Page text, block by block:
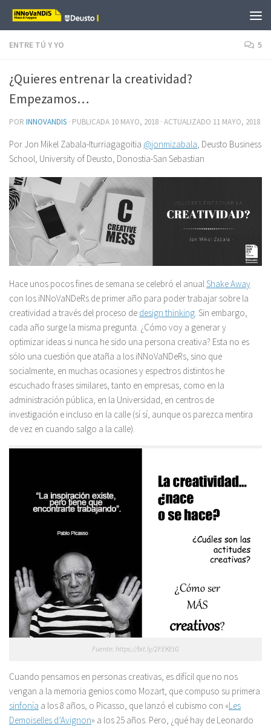
Saltar al contenido
ENTRE TÚ Y YO 5
¿Quieres entrenar la creatividad?
Empezamos…
POR INNOVANDIS · PUBLICADA 10 MAYO, 2018 · ACTUALIZADO 11 MAYO, 2018
Por Jon Mikel Zabala-Iturriagagoitia @jonmizabala, Deusto Business
School, University of Deusto, Donostia-San Sebastian
Hace unos pocos fines de semana se celebró el anualShake Away
con los iNNoVaNDeRs de primer año para poder trabajar sobre la
creatividad a través del proceso de design thinking. Sin embargo,
cada año surge la misma pregunta. ¿Cómo voy a generar y
optimizar ideas si nunca he sido una persona creativa? Esta no es
sólo una cuestión que ataña a los iNNoVaNDeRs, sino que
socialmente, en muchas ocasiones y espectros distintos he
escuchado frases similares, tanto en empresas, como en la
administración pública, en la Universidad, en centros de
investigación e incluso en la calle (sí sí, aunque os parezca mentira
de vez en cuando salgo a la calle).
Fuente: https://bit.ly/2FEKEtG
Cuando pensamos en personas creativas, es difícil que no nos
vengan a la memoria genios como Mozart, que compuso su primera
sinfonía a los 8 años, o Picasso, que lanzó el cubismo con «Les
Demoiselles d’Avignon» a los 25 años. Pero, ¿qué hay de Leonardo